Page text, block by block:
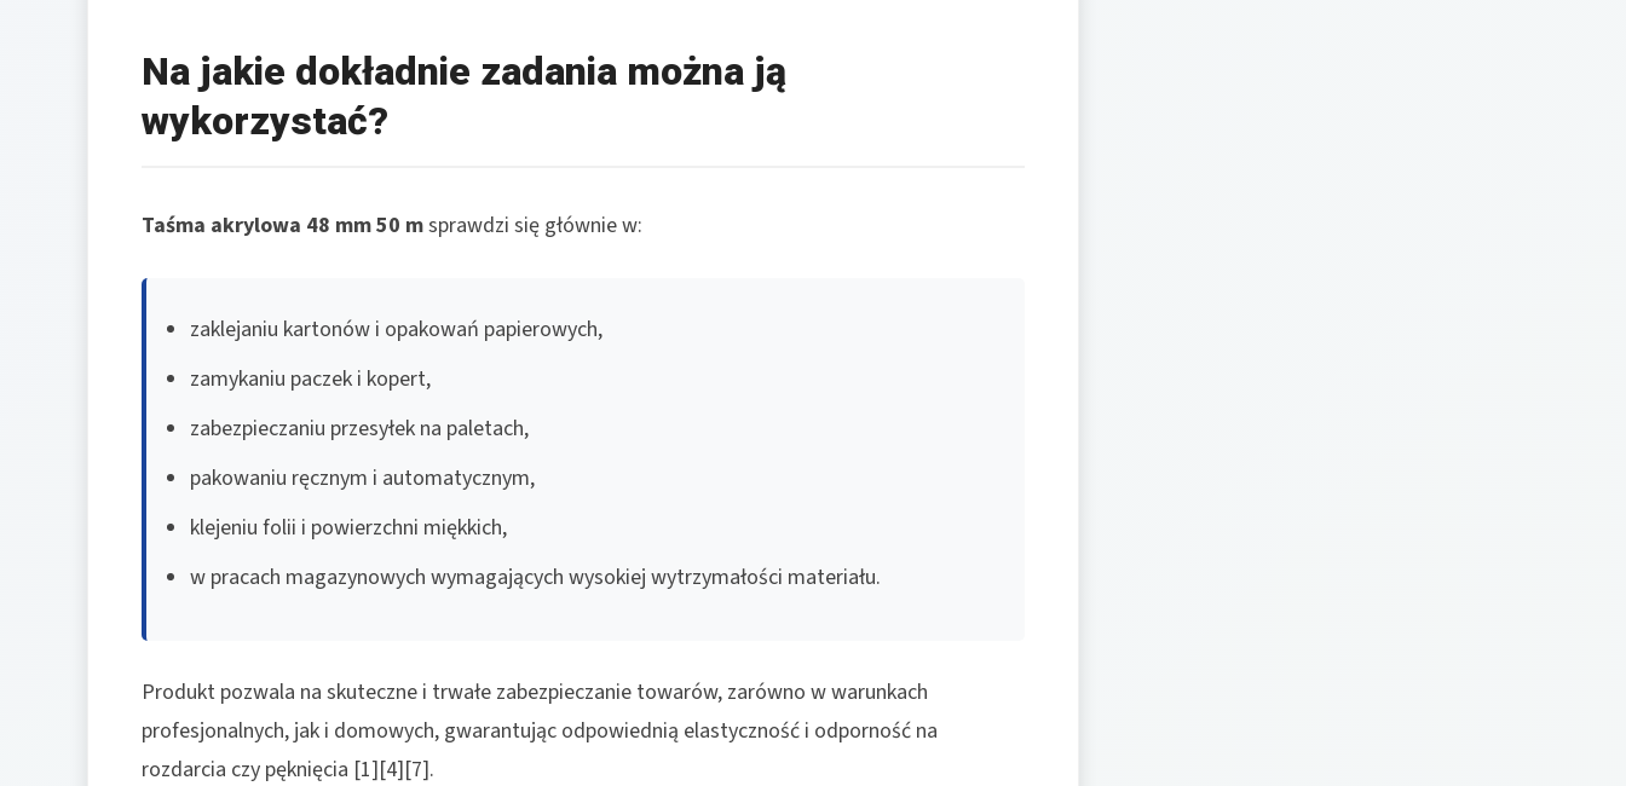
Na jakie dokładnie zadania można ją
wykorzystać?
Taśma akrylowa 48 mm 50 msprawdzi się głównie w:
zaklejaniu kartonów i opakowań papierowych,
zamykaniu paczek i kopert,
zabezpieczaniu przesyłek na paletach,
pakowaniu ręcznym i automatycznym,
klejeniu folii i powierzchni miękkich,
w pracach magazynowych wymagających wysokiej wytrzymałości materiału.
Produkt pozwala na skuteczne i trwałe zabezpieczanie towarów, zarówno w warunkach
profesjonalnych, jak i domowych, gwarantując odpowiednią elastyczność i odporność na
rozdarcia czy pęknięcia [1][4][7].